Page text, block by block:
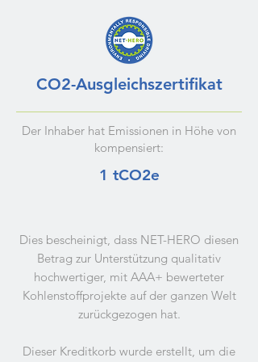
CO2-Ausgleichszertifikat
Der Inhaber hat Emissionen in Höhe von
kompensiert:
1 tCO2e
Dies bescheinigt, dass NET-HERO diesen
Betrag zur Unterstützung qualitativ
hochwertiger, mit AAA+ bewerteter
Kohlenstoffprojekte auf der ganzen Welt
zurückgezogen hat.
Dieser Kreditkorb wurde erstellt, um die